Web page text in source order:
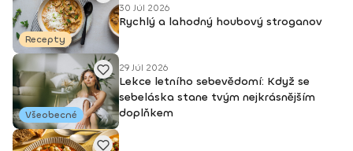
Recepty
30 Júl 2026
Rychlý a lahodný houbový stroganov
Všeobecné
29 Júl 2026
Lekce letního sebevědomí: Když se
sebeláska stane tvým nejkrásnějším
doplňkem